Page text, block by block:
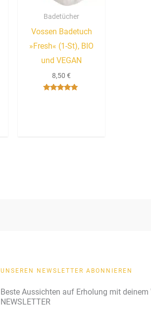
Badetücher
Vossen Badetuch
»Fresh« (1-St), BIO
und VEGAN
8,50€
UNSEREN NEWSLETTER ABONNIEREN
Beste Aussichten auf Erholung mit deinem
NEWSLETTER